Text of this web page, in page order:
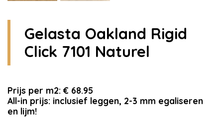
Gelasta Oakland Rigid
Click 7101 Naturel
Prijs per m2: € 68.95
All-in prijs: inclusief leggen, 2-3 mm egaliseren
en lijm!